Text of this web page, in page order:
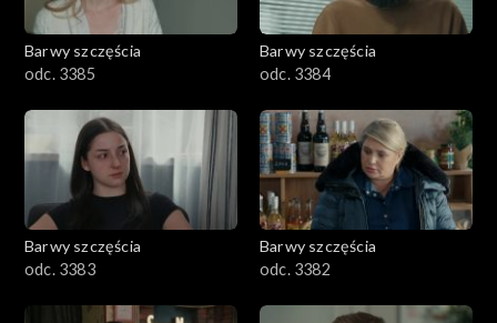
2001–2100
1801–1900
1701–1800
1601–1700
1501–1600
Barwy szczęścia
odc. 3385
Barwy szczęścia
odc. 3384
Barwy szczęścia
odc. 3383
Barwy szczęścia
odc. 3382